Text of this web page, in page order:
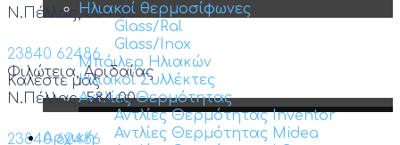
Ν.Πέλλας, 584 00
23840 62486
Καλέστε μας
Ηλιακοί θερμοσίφωνες
Glass/Ral
Glass/Inox
Μπόιλερ Ηλιακών
Ηλιακοί Συλλέκτες
Αντλίες Θερμότητας
Αντλίες Θερμότητας Inventor
Αντλίες Θερμότητας Midea
Φιλώτεια, Αριδαίας
Ν.Πέλλας, 584 00
23840 62486
Αρχική